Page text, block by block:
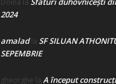
Doina la
2024
amaladla SF SILUAN
SEPEMBRIE
gheorghe la A început